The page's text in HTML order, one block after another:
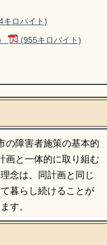
キロバイト)
(955キロバイト)
の障害者施策の基本的
画と一体的に取り組む
念は、同計画と同じ
暮らし続けることが
す。